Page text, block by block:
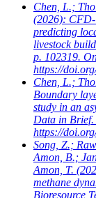
Chen, L.;
(2026): CFD-
predicting
livestock
p. 102319.
https://
Chen, L.;
Boundary
study in an
Data in Brief.
https://
Song, Z.;
Amon, B.;
Amon, T.
methane
Bioresource